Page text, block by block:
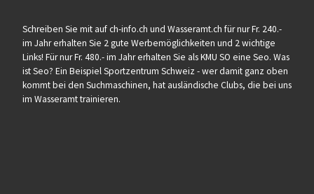
Schreiben Sie mit auf ch-info.ch und Wasseramt.ch für nur Fr. 240.-
im Jahr erhalten Sie 2 gute Werbemöglichkeiten und 2 wichtige
Links! Für nur Fr. 480.- im Jahr erhalten Sie als KMU SO eine Seo. Was
ist Seo? Ein Beispiel Sportzentrum Schweiz - wer damit ganz oben
kommt bei den Suchmaschinen, hat ausländische Clubs, die bei uns
im Wasseramt trainieren.